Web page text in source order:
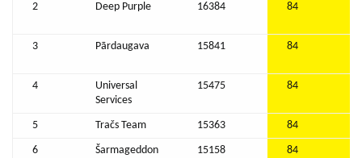
2 Deep Purple 16384 84
3 Pārdaugava 15841 84
4
Universal
Services
15475 84
5 Tračs Team 15363 84
6 Šarmageddon 15158 84